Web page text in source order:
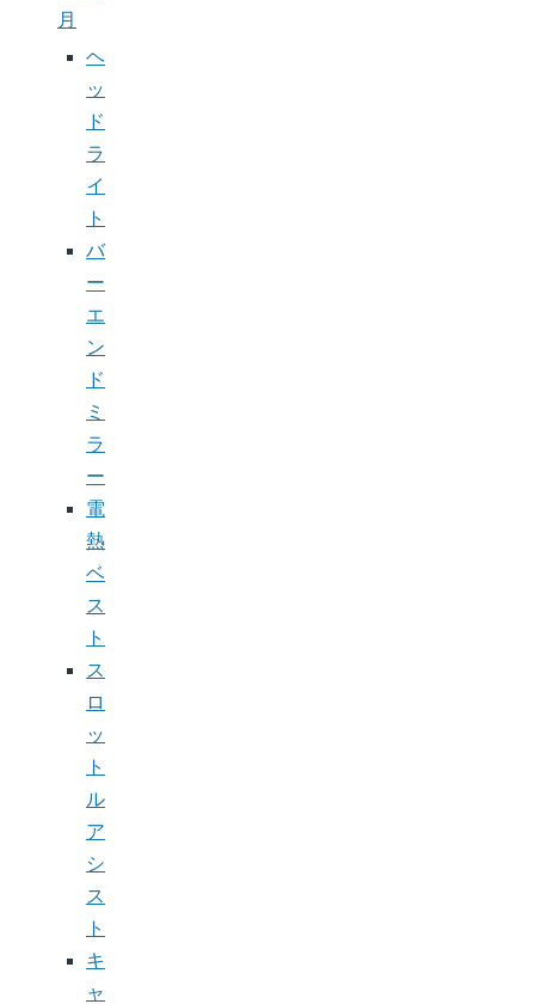
月
ヘ
ッ
ド
ラ
イ
ト
バ
ー
エ
ン
ド
ミ
ラ
ー
電
熱
ベ
ス
ト
ス
ロ
ッ
ト
ル
ア
シ
ス
ト
キ
ャ